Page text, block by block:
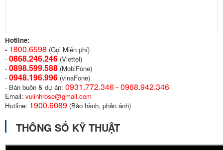
Hotline:
- 1800.6598 (Gọi Miễn phí)
- 0868.246.246 (Viettel)
- 0898.599.588 (MobiFone)
- 0948.196.996 (vinaFone)
- Bán buôn & dự án: 0931.772.346 - 0968.942.346
Email: vulinhrose@gmail.com
Hotline: 1900.6089 (Bảo hành, phản ánh)
THÔNG SỐ KỸ THUẬT